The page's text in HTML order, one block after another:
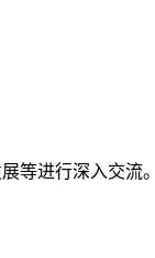
等进行深入交